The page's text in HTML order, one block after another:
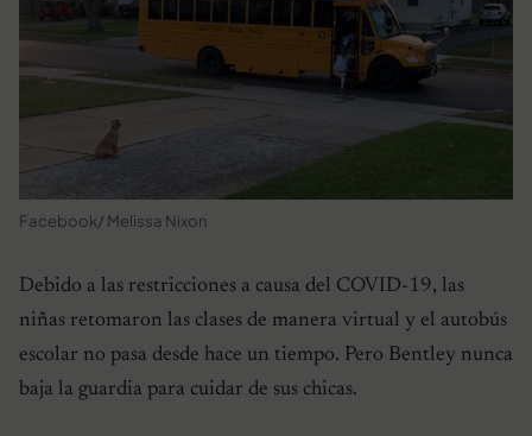
Facebook/ Melissa Nixon
Debido a las restricciones a causa del COVID-19, las
niñas retomaron las clases de manera virtual y el autobús
escolar no pasa desde hace un tiempo. Pero Bentley nunca
baja la guardia para cuidar de sus chicas.